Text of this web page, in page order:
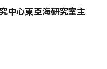
中心東亞海研究室主